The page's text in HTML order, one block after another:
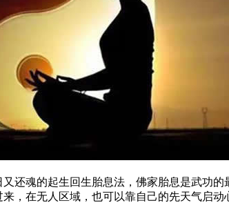
魂的起生回生胎息法，佛家胎息是武功的
，在无人区域，也可以靠自己的先天气启